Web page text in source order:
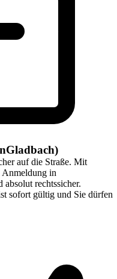
auf die Straße. Mit
Anmeldung in
absolut rechtssicher.
sofort gültig und Sie dürfen